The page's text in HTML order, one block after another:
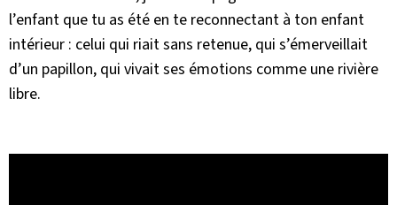
l’enfant que tu as été en te reconnectant à ton enfant
intérieur : celui qui riait sans retenue, qui s’émerveillait
d’un papillon, qui vivait ses émotions comme une rivière
libre.